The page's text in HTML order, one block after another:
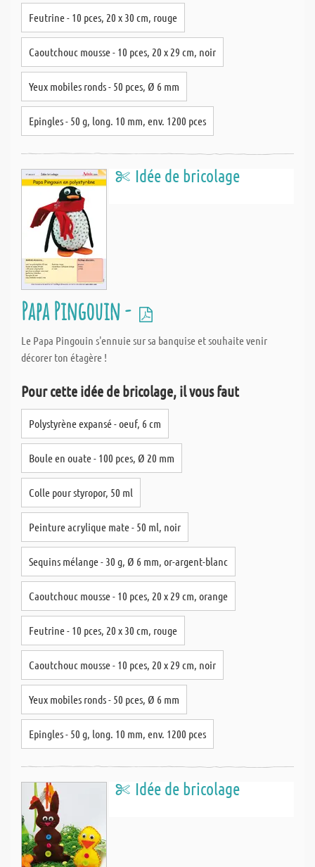
Feutrine - 10 pces, 20 x 30 cm, rouge
Caoutchouc mousse - 10 pces, 20 x 29 cm, noir
Yeux mobiles ronds - 50 pces, Ø 6 mm
Epingles - 50 g, long. 10 mm, env. 1200 pces
Idée de bricolage
Papa Pingouin -
Le Papa Pingouin s'ennuie sur sa banquise et souhaite venir
décorer ton étagère !
Pour cette idée de bricolage, il vous faut
Polystyrène expansé - oeuf, 6 cm
Boule en ouate - 100 pces, Ø 20 mm
Colle pour styropor, 50 ml
Peinture acrylique mate - 50 ml, noir
Sequins mélange - 30 g, Ø 6 mm, or-argent-blanc
Caoutchouc mousse - 10 pces, 20 x 29 cm, orange
Feutrine - 10 pces, 20 x 30 cm, rouge
Caoutchouc mousse - 10 pces, 20 x 29 cm, noir
Yeux mobiles ronds - 50 pces, Ø 6 mm
Epingles - 50 g, long. 10 mm, env. 1200 pces
Idée de bricolage